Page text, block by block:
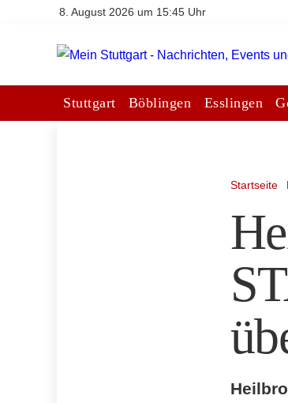
8. August 2026 um 15:45 Uhr
Stuttgart Böblingen Esslingen
Startseite